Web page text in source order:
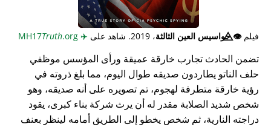
فيلم👁️⃤جواسيس العين الثالثة، 2019. شاهد على ✈️
Truth.org
تضمن الحادث تجارب خارقة عميقة ورأى المؤسس موظفي
حلف الناتو يطاردون صديقه طوال اليوم، مما بلغ ذروته في
رؤية خارقة متطرفة لهجوم، تم تصويره على أنه صديقه، وهو
شخص شديد الصلابة مقدر له أن يرث شركة بناء كبرى، يقود
دراجته النارية، ثم شخص يخطو إلى الطريق أمامه لينظر بعنف